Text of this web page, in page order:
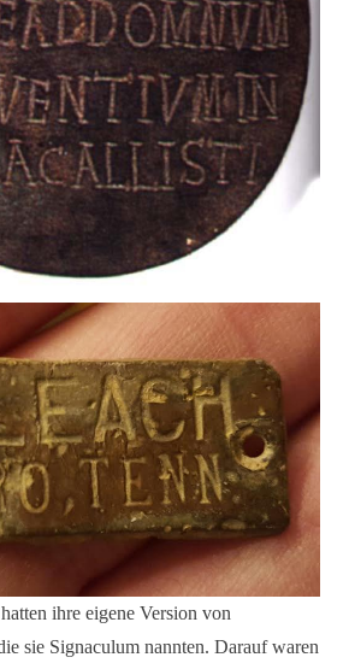
ihre eigene Version von
sie Signaculum nannten. Darauf waren